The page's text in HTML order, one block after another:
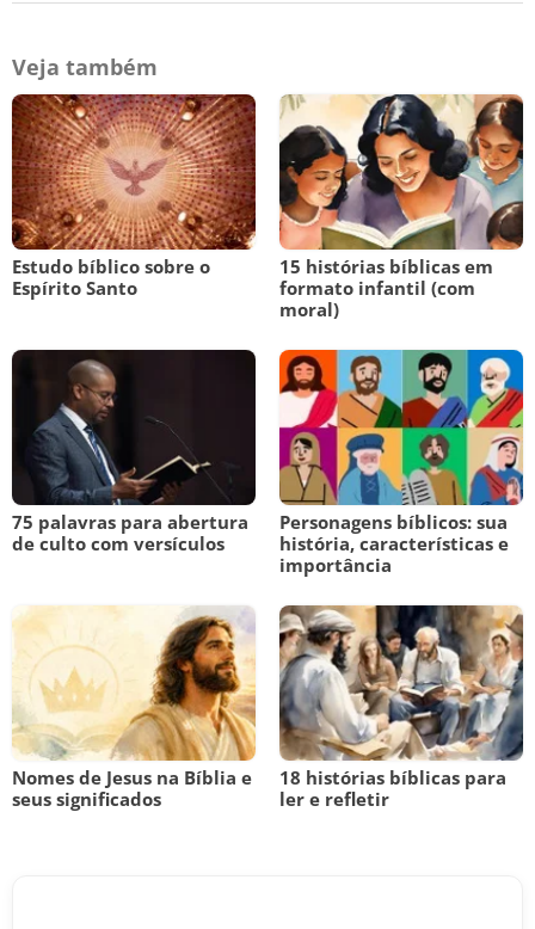
Veja também
Estudo bíblico sobre o
Espírito Santo
15 histórias bíblicas em
formato infantil (com
moral)
75 palavras para abertura
de culto com versículos
Personagens bíblicos: sua
história, características e
importância
Nomes de Jesus na Bíblia e
seus significados
18 histórias bíblicas para
ler e refletir